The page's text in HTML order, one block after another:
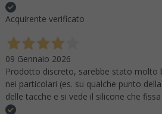
Acquirente verificato
09 Gennaio 2026
Prodotto discreto, sarebbe stato molto
nei particolari (es. su qualche punto
delle tacche e si vede il silicone che